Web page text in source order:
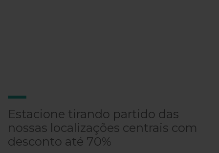
My Saba
Estacione tirando partido das
nossas localizações centrais com
desconto até 70%